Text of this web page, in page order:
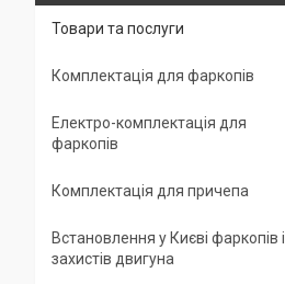
Товари та послуги
Комплектація для фаркопів
Електро-комплектація для
фаркопів
Комплектація для причепа
Встановлення у Києві фаркопів і
захистів двигуна